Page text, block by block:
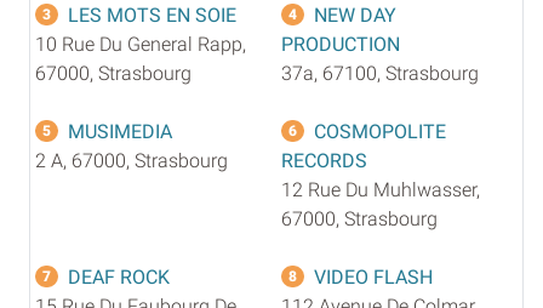
3
LES MOTS EN SOIE
10 Rue Du General Rapp,
67000, Strasbourg
4
NEW DAY
PRODUCTION
37a, 67100, Strasbourg
5
MUSIMEDIA
2 A, 67000, Strasbourg
6
COSMOPOLITE
RECORDS
12 Rue Du Muhlwasser,
67000, Strasbourg
7
DEAF ROCK
8
VIDEO FLASH